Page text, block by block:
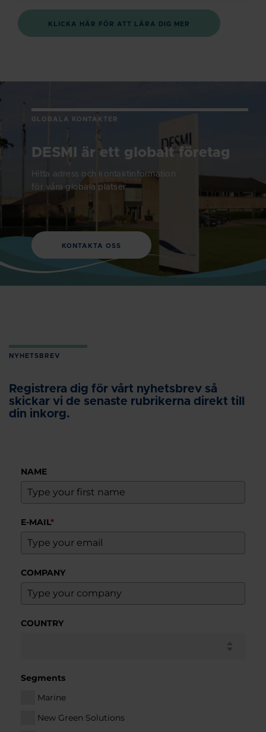
KLICKA HÄR FÖR ATT LÄRA DIG MER
GLOBALA KONTAKTER
DESMI är ett globalt företag
Hitta adress och kontaktinformation
för våra globala platser
KONTAKTA OSS
NYHETSBREV
Registrera dig för vårt nyhetsbrev så
skickar vi de senaste rubrikerna direkt till
din inkorg.
NAME
E-MAIL*
COMPANY
COUNTRY
Segments
Marine
New Green Solutions